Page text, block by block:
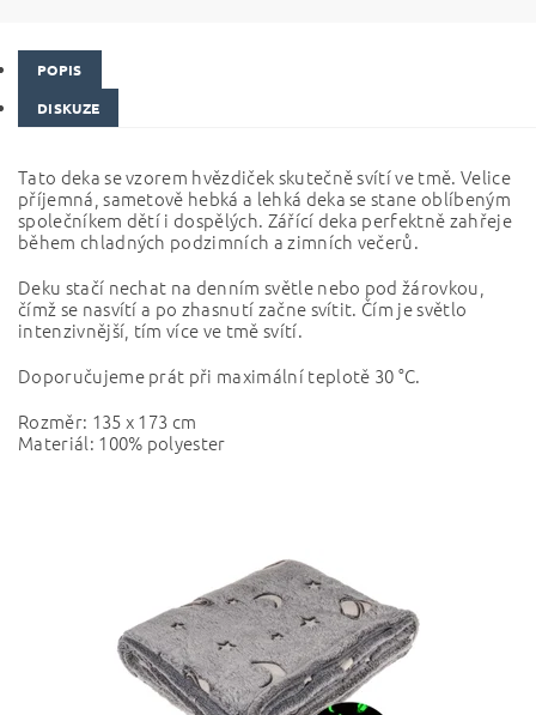
POPIS
DISKUZE
Tato deka se vzorem hvězdiček skutečně svítí ve tmě. Velice
příjemná, sametově hebká a lehká deka se stane oblíbeným
společníkem dětí i dospělých. Zářící deka perfektně zahřeje
během chladných podzimních a zimních večerů.
Deku stačí nechat na denním světle nebo pod žárovkou,
čímž se nasvítí a po zhasnutí začne svítit. Čím je světlo
intenzivnější, tím více ve tmě svítí.
Doporučujeme prát při maximální teplotě 30 °C.
Rozměr: 135 x 173 cm
Materiál: 100% polyester